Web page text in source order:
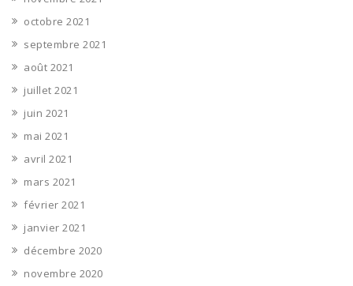
octobre 2021
septembre 2021
août 2021
juillet 2021
juin 2021
mai 2021
avril 2021
mars 2021
février 2021
janvier 2021
décembre 2020
novembre 2020